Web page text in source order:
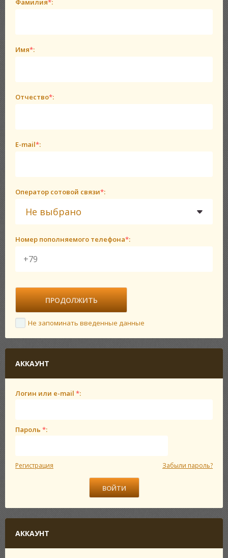
Фамилия*:
Имя*:
Отчество*:
E-mail*:
Оператор сотовой связи*:
Не выбрано
Номер пополняемого телефона*:
Не запоминать введенные данные
АККАУНТ
Логин или e-mail *:
Пароль *:
Регистрация Забыли пароль?
АККАУНТ